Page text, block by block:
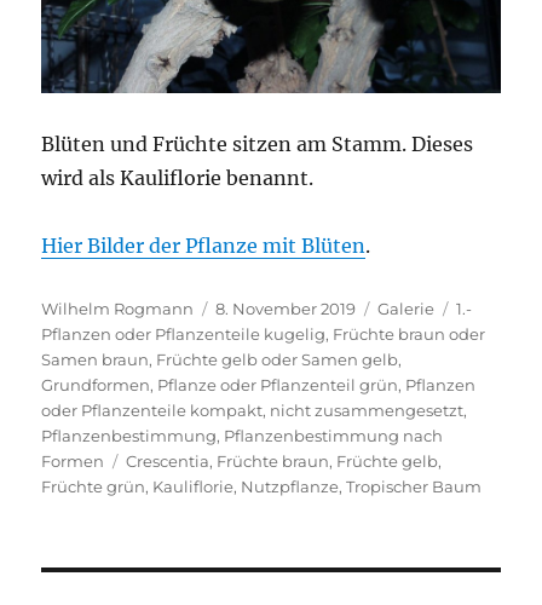
Blüten und Früchte sitzen am Stamm. Dieses
wird als Kauliflorie benannt.
Hier Bilder der Pflanze mit Blüten.
Autor
Wilhelm Rogmann
Veröffentlicht
am
8. November 2019 Format
Galerie
1.-
Pflanzen oder Pflanzenteile kugelig, Früchte braun oder
Samen braun, Früchte gelb oder Samen gelb,
Grundformen, Pflanze oder Pflanzenteil grün, Pflanzen
oder Pflanzenteile kompakt, nicht zusammengesetzt,
Pflanzenbestimmung, Pflanzenbestimmung nach
Formen
Schlagwörter
Crescentia, Früchte braun, Früchte gelb,
Früchte grün, Kauliflorie, Nutzpflanze,Tropischer Baum